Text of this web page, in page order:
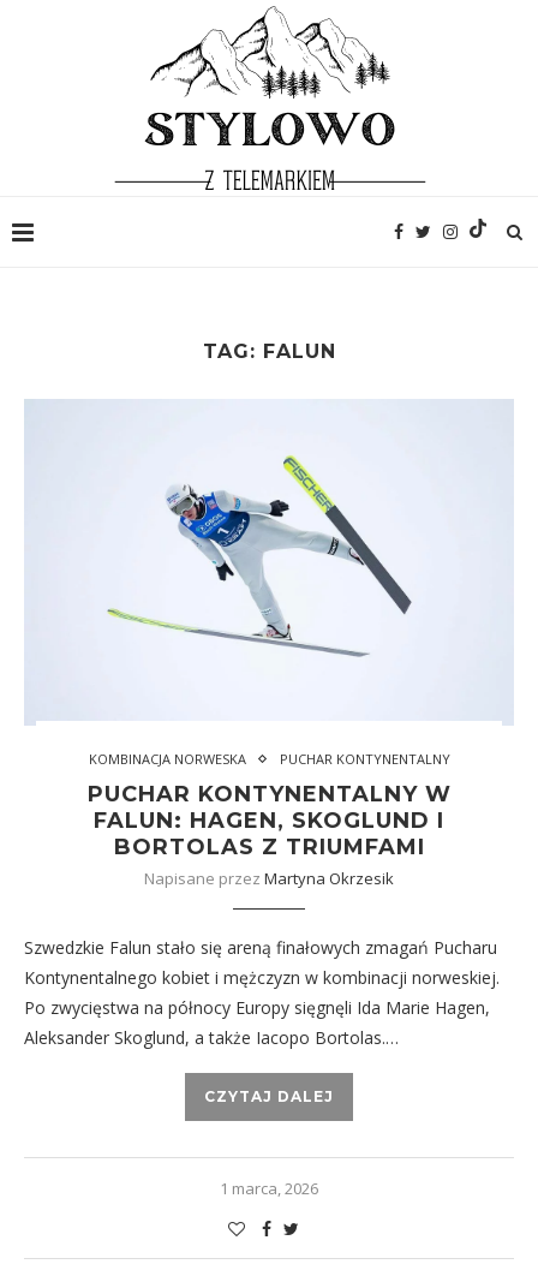
TAG: FALUN
KOMBINACJA NORWESKA PUCHAR KONTYNENTALNY
PUCHAR KONTYNENTALNY W
FALUN: HAGEN, SKOGLUND I
BORTOLAS Z TRIUMFAMI
Napisane przez Martyna Okrzesik
Szwedzkie Falun stało się areną finałowych zmagań Pucharu
Kontynentalnego kobiet i mężczyzn w kombinacji norweskiej.
Po zwycięstwa na północy Europy sięgnęli Ida Marie Hagen,
Aleksander Skoglund, a także Iacopo Bortolas.…
CZYTAJ DALEJ
1 marca, 2026